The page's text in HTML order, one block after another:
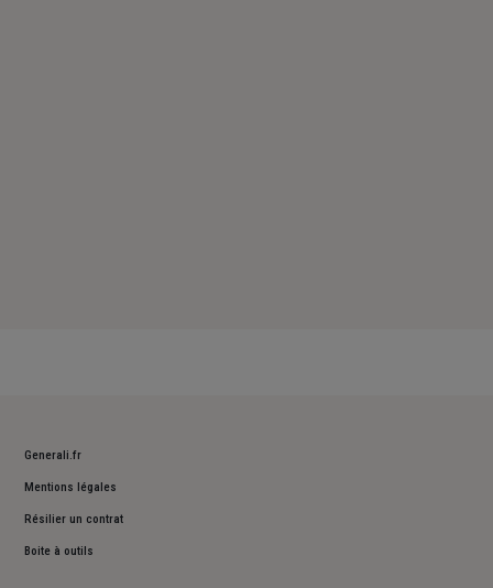
Generali.fr
Mentions légales
Résilier un contrat
Boite à outils